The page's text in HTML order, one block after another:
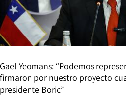
Gael Yeomans: “Podemos
firmaron por nuestro proyecto
presidente Boric”